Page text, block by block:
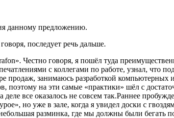
данному предложению.
последует речь дальше.
Честно говоря, я пошёл туда
с коллегами по работе, узнал, что
продаж, занимаюсь разработкой
на эти самые «практики» шёл с
все оказалось не совсем так.Раннее
но уже в зале, когда я увидел доски с
разминка, где мы должны были бегать